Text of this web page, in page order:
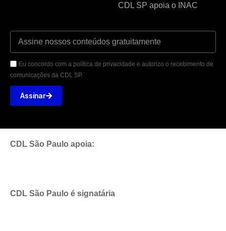
CDL SP apoia o INAC
Eu concordo com a política de privacidade e autorizo o recebimento de
comunicações da CDL SP.
Assinar
CDL São Paulo apoia:
CDL São Paulo é signatária